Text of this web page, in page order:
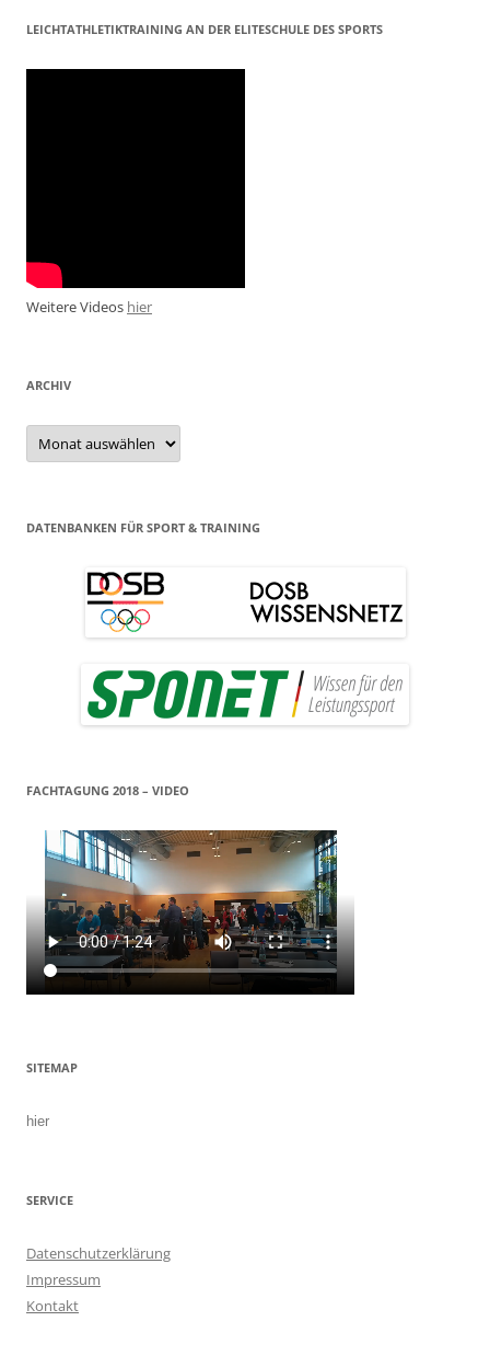
LEICHTATHLETIKTRAINING AN DER ELITESCHULE DES SPORTS
Weitere Videos hier
ARCHIV
Archiv
DATENBANKEN FÜR SPORT & TRAINING
FACHTAGUNG 2018 – VIDEO
SITEMAP
hier
SERVICE
Datenschutzerklärung
Impressum
Kontakt